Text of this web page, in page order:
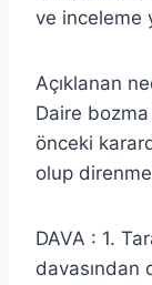
ve inceleme
Açıklanan
Daire bozma
önceki
olup direnme
DAVA : 1.
davasından